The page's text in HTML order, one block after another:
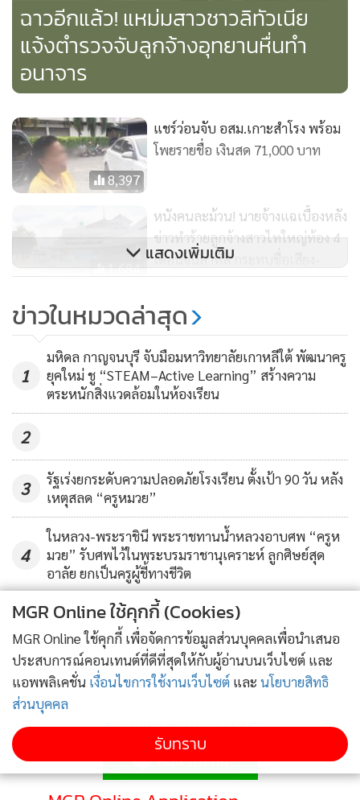
ฉาวอีกแล้ว! แหม่มสาวชาวลิทัวเนีย
แจ้งตำรวจจับลูกจ้างอุทยานหื่นทำ
อนาจาร
8,397
แชร์ว่อนจับ อสม.เกาะสำโรง พร้อม
โพยรายชื่อ เงินสด 71,000 บาท
1,684
หนังคนละม้วน! นายจ้างแฉเบื้องหลัง
ข่าวทำร้ายลูกจ้างสาวไทใหญ่ท้อง 4
เดือนจนสาหัส กระทบชื่อเสียง-
ธุรกิจ
2,497
สลด! นักศึกษาสาววิทยาลัยเกษตรฯ
ถูกกระบะพุ่งชนดับ 3 ศพ อ้างขี่กิน
เลน
แสดงเพิ่มเติม
ข่าวในหมวดล่าสุด
1
มหิดล กาญจนบุรี จับมือมหาวิทยาลัยเกาหลีใต้ พัฒนาครู
ยุคใหม่ ชู “STEAM–Active Learning” สร้างความ
ตระหนักสิ่งแวดล้อมในห้องเรียน
2
3
รัฐเร่งยกระดับความปลอดภัยโรงเรียน ตั้งเป้า 90 วัน หลัง
เหตุสลด “ครูหมวย”
4
ในหลวง-พระราชินี พระราชทานน้ำหลวงอาบศพ “ครูห
มวย” รับศพไว้ในพระบรมราชานุเคราะห์ ลูกศิษย์สุด
อาลัย ยกเป็นครูผู้ชี้ทางชีวิต
ข่าวอื่นในหมวด
ติดตามข่าวสารผ่านทาง LINE
MGR Online ใช้คุกกี้ (Cookies)
MGR Online ใช้คุกกี้ เพื่อจัดการข้อมูลส่วนบุคคลเพื่อนำเสนอ
ประสบการณ์คอนเทนต์ที่ดีที่สุดให้กับผู้อ่านบนเว็บไซต์ และ
แอพพลิเคชั่น เงื่อนไขการใช้งานเว็บไซต์ และ นโยบายสิทธิ
ส่วนบุคคล
รับทราบ